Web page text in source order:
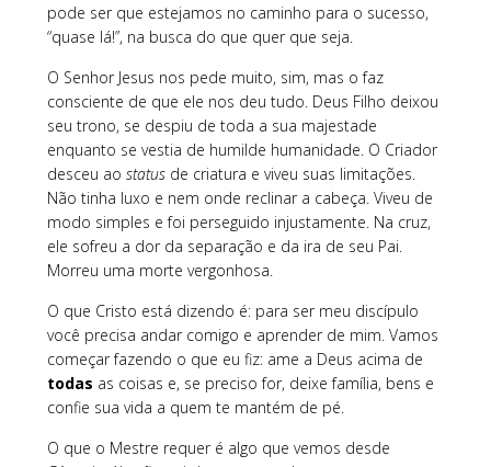
pode ser que estejamos no caminho para o sucesso,
“quase lá!”, na busca do que quer que seja.
O Senhor Jesus nos pede muito, sim, mas o faz
consciente de que ele nos deu tudo. Deus Filho deixou
seu trono, se despiu de toda a sua majestade
enquanto se vestia de humilde humanidade. O Criador
desceu ao statusde criatura e viveu suas limitações.
Não tinha luxo e nem onde reclinar a cabeça. Viveu de
modo simples e foi perseguido injustamente. Na cruz,
ele sofreu a dor da separação e da ira de seu Pai.
Morreu uma morte vergonhosa.
O que Cristo está dizendo é: para ser meu discípulo
você precisa andar comigo e aprender de mim. Vamos
começar fazendo o que eu fiz: ame a Deus acima de
todas as coisas e, se preciso for, deixe família, bens e
confie sua vida a quem te mantém de pé.
O que o Mestre requer é algo que vemos desde